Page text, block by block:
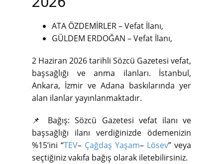
ATA ÖZDEMİRLER – Vefat İlanı,
GÜLDEM ERDOĞAN – Vefat İlanı,
2 Haziran 2026 tarihli Sözcü Gazetesi vefat,
başsağlığı ve anma ilanları. İstanbul,
Ankara, İzmir ve Adana baskılarında yer
alan ilanlar yayınlanmaktadır.
📌 Bağış: Sözcü Gazetesi vefat ilanı ve
başsağlığı ilanı verdiğinizde ödemenizin
%15’ini “TEV– Çağdaş Yaşam– Lösev” veya
seçtiğiniz vakıfa bağış olarak iletebilirsiniz.